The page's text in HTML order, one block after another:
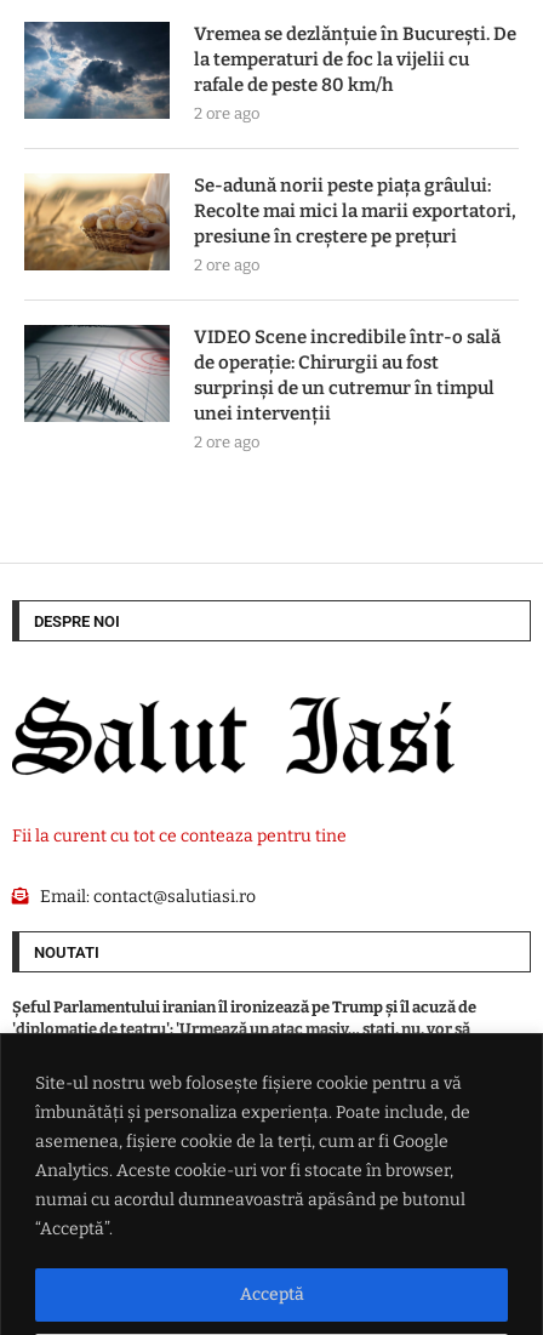
Site-ul nostru web folosește fișiere cookie pentru a vă
îmbunătăți și personaliza experiența. Poate include, de
asemenea, fișiere cookie de la terți, cum ar fi Google
Analytics. Aceste cookie-uri vor fi stocate în browser,
numai cu acordul dumneavoastră apăsând pe butonul
“Acceptă”.
Acceptă
Vremea se dezlănțuie în București. De
la temperaturi de foc la vijelii cu
rafale de peste 80 km/h
2 ore ago
Se-adună norii peste piața grâului:
Recolte mai mici la marii exportatori,
presiune în creștere pe prețuri
2 ore ago
VIDEO Scene incredibile într-o sală
de operație: Chirurgii au fost
surprinși de un cutremur în timpul
unei intervenții
2 ore ago
DESPRE NOI
Fii la curent cu tot ce conteaza pentru tine
Email:contact@salutiasi.ro
NOUTATI
Șeful Parlamentului iranian îl ironizează pe Trump și îl acuză de
'diplomație de teatru': 'Urmează un atac masiv… stați, nu, vor să
Incendiu la o locuință din Boșteni, municipiul Pașcani. Intervenție a
pompierilor
Vremea se dezlănțuie în București. De la temperaturi de foc la vijelii cu
rafale de peste 80 km/h
Se-adună norii peste piața grâului: Recolte mai mici la marii